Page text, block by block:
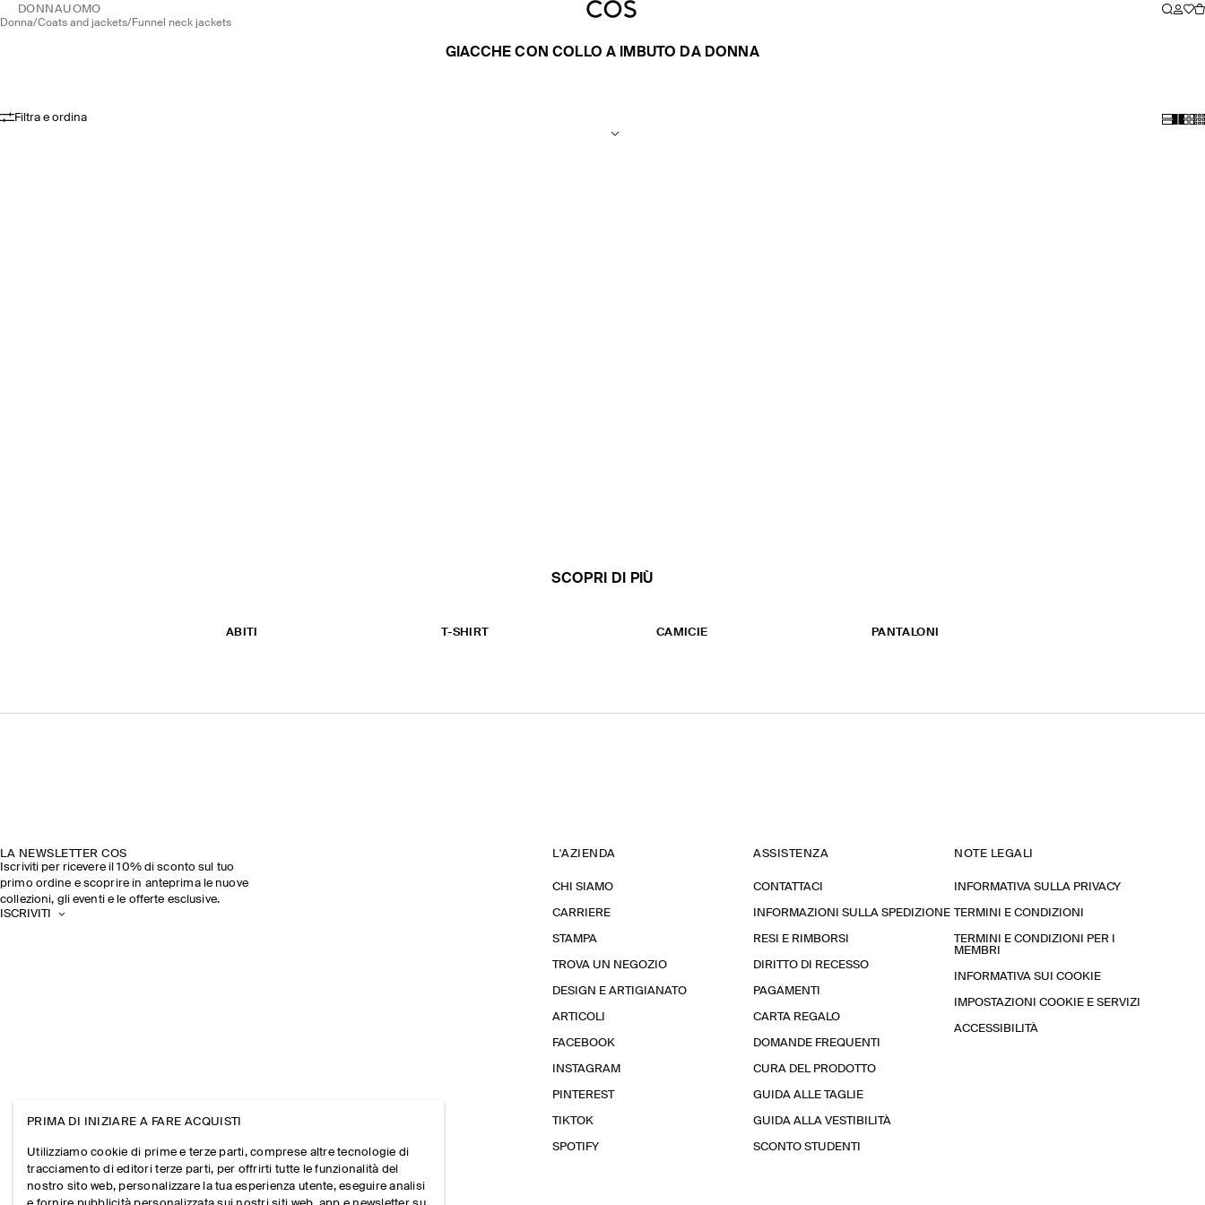
DONNAUOMO
donna/ coats and jackets/ funnel neck jackets
GIACCHE CON COLLO A IMBUTO DA DONNA
Filtra e ordina
SCOPRI DI PIÙ
ABITI T-SHIRT CAMICIE PANTALONI
LA NEWSLETTER COS
Iscriviti per ricevere il 10% di sconto sul tuo
primo ordine e scoprire in anteprima le nuove
collezioni, gli eventi e le offerte esclusive.
ISCRIVITI
L'AZIENDA
CHI SIAMO
CARRIERE
STAMPA
TROVA UN NEGOZIO
DESIGN E ARTIGIANATO
ARTICOLI
FACEBOOK
INSTAGRAM
PINTEREST
TIKTOK
SPOTIFY
ASSISTENZA
CONTATTACI
INFORMAZIONI SULLA SPEDIZIONE
RESI E RIMBORSI
DIRITTO DI RECESSO
PAGAMENTI
CARTA REGALO
DOMANDE FREQUENTI
CURA DEL PRODOTTO
GUIDA ALLE TAGLIE
GUIDA ALLA VESTIBILITÀ
SCONTO STUDENTI
NOTE LEGALI
INFORMATIVA SULLA PRIVACY
TERMINI E CONDIZIONI
TERMINI E CONDIZIONI PER I
MEMBRI
INFORMATIVA SUI COOKIE
IMPOSTAZIONI COOKIE E SERVIZI
ACCESSIBILITÀ
PRIMA DI INIZIARE A FARE ACQUISTI
Utilizziamo cookie di prime e terze parti, comprese altre tecnologie di
tracciamento di editori terze parti, per offrirti tutte le funzionalità del
nostro sito web, personalizzare la tua esperienza utente, eseguire analisi